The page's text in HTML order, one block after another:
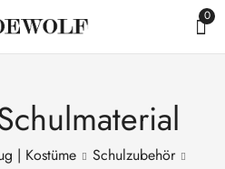
0
| Kostüme
Schulzubehör